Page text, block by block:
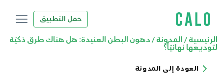
حمل التطبيق
الرئيسية/ المدونة/ دهون البطن العنيدة: هل هناك طرق ذكيّة
لتوديعها نهائيّاً؟
العودة إلى المدونة